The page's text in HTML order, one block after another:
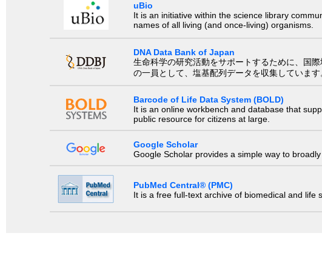
uBio
It is an initiative within the science library
names of all living (and once-living) organisms.
DNA Data Bank of Japan
生命科学の研究活動をサポートするために、国
の一員として、塩基配列データを収集していま
Barcode of Life Data System (BOLD)
It is an online workbench and database that
public resource for citizens at large.
Google Scholar
Google Scholar provides a simple way to
PubMed Central® (PMC)
It is a free full-text archive of biomedical and life